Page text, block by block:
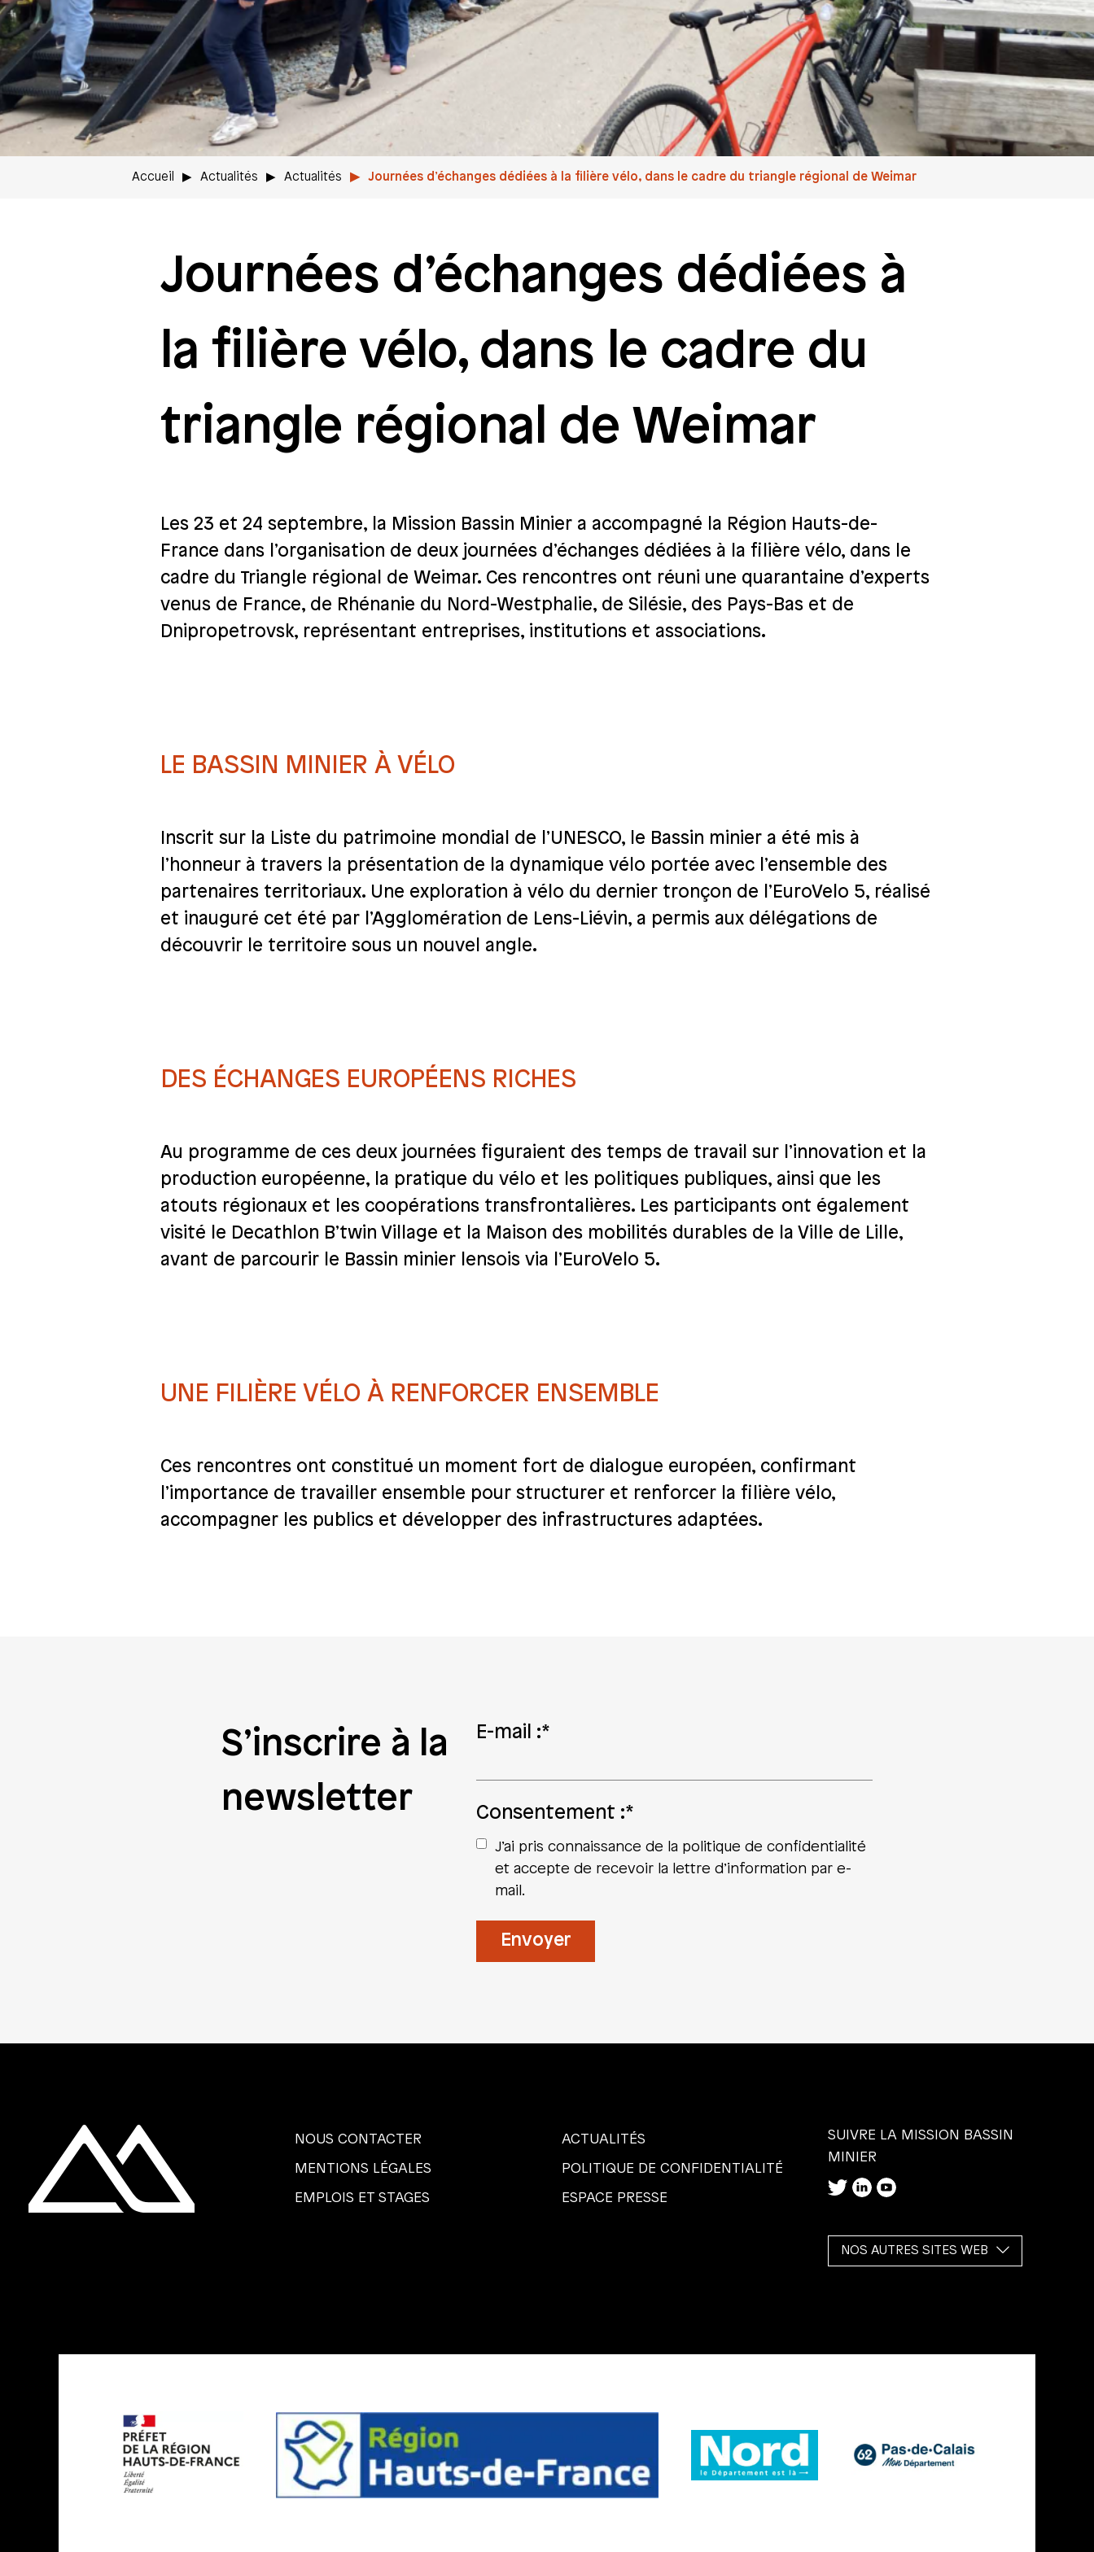
Accueil Actualités Actualités Journées d’échanges dédiées à la filière vélo, dans le cadre du triangle régional de Weimar
Journées d’échanges dédiées à
la filière vélo, dans le cadre du
triangle régional de Weimar
Les 23 et 24 septembre, la Mission Bassin Minier a accompagné la Région Hauts-de-
France dans l’organisation de deux journées d’échanges dédiées à la filière vélo, dans le
cadre du Triangle régional de Weimar. Ces rencontres ont réuni une quarantaine d’experts
venus de France, de Rhénanie du Nord-Westphalie, de Silésie, des Pays-Bas et de
Dnipropetrovsk, représentant entreprises, institutions et associations.
LE BASSIN MINIER À VÉLO
Inscrit sur la Liste du patrimoine mondial de l’UNESCO, le Bassin minier a été mis à
l’honneur à travers la présentation de la dynamique vélo portée avec l’ensemble des
partenaires territoriaux. Une exploration à vélo du dernier tronçon de l’EuroVelo 5, réalisé
et inauguré cet été par l’Agglomération de Lens-Liévin, a permis aux délégations de
découvrir le territoire sous un nouvel angle.
DES ÉCHANGES EUROPÉENS RICHES
Au programme de ces deux journées figuraient des temps de travail sur l’innovation et la
production européenne, la pratique du vélo et les politiques publiques, ainsi que les
atouts régionaux et les coopérations transfrontalières. Les participants ont également
visité le Decathlon B’twin Village et la Maison des mobilités durables de la Ville de Lille,
avant de parcourir le Bassin minier lensois via l’EuroVelo 5.
UNE FILIÈRE VÉLO À RENFORCER ENSEMBLE
Ces rencontres ont constitué un moment fort de dialogue européen, confirmant
l’importance de travailler ensemble pour structurer et renforcer la filière vélo,
accompagner les publics et développer des infrastructures adaptées.
S’inscrire à la
newsletter
E-mail :*
Consentement :*
J’ai pris connaissance de la politique de confidentialité
et accepte de recevoir la lettre d’information par e-
mail.
NOUS CONTACTER
ACTUALITÉS
MENTIONS LÉGALES
POLITIQUE DE CONFIDENTIALITÉ
EMPLOIS ET STAGES
ESPACE PRESSE
SUIVRE LA MISSION BASSIN
MINIER
NOS AUTRES SITES WEB
services
de-
France
Le
département
Le
département